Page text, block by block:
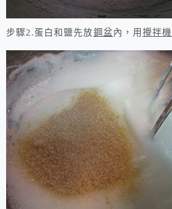
步驟2.蛋白和鹽先放鋼盆內，用 攪拌機